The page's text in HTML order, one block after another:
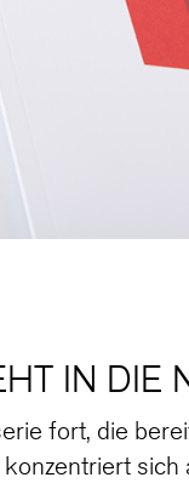
IN DIE
fort, die